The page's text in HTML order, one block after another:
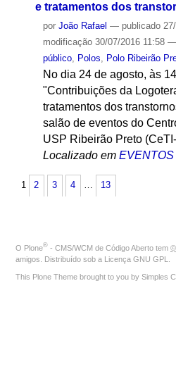
e tratamentos dos
por João Rafael — publicado27/
modificação30/07/2016 11:58 —
público, Polos, Polo Ribeirão
No dia 24 de agosto, às
"Contribuições da
tratamentos dos
salão de eventos do
USP Ribeirão Preto
Localizado em EVENTOS
1 2 3 4 … 13
O Plone® - CMS/WCM de Código Aberto tem ©
amigos. Distribuído sob a Licença GNU GPL
This Plone Theme brought to you by Simples